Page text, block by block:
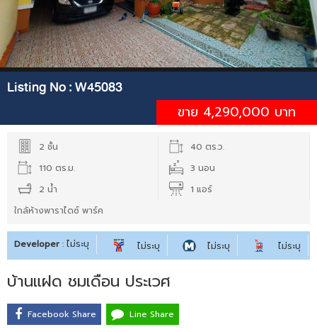
Listing No :W45083
ขาย 4,290,000 บาท
2 ชั้น
40 ตร.ว.
110 ตร.ม.
3 นอน
2 น้ำ
1 แอร์
ใกล้ห้างพาราไดซ์ พาร์ค
Developer : ไม่ระบุ ไม่ระบุ ไม่ระบุ ไม่ระบุ
บ้านแฝด ชมเดือน ประเวศ
Facebook Share Line Share